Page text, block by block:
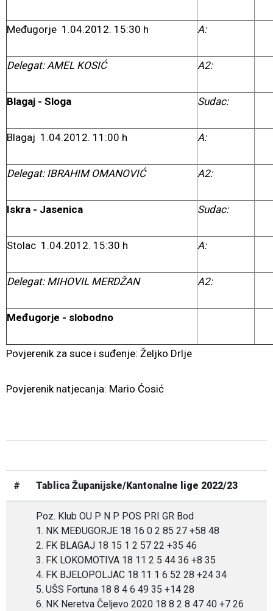
Međugorje 1.04.2012. 15:30 h A:
Delegat: AMEL KOSIĆ A2:
Blagaj - Sloga Sudac:
Blagaj 1.04.2012. 11:00 h A:
Delegat: IBRAHIM OMANOVIĆ A2:
Iskra - Jasenica Sudac:
Stolac 1.04.2012. 15:30 h A:
Delegat: MIHOVIL MERDŽAN A2:
Međugorje - slobodno
Povjerenik za suce i suđenje: Željko Drlje
Povjerenik natjecanja: Mario Ćosić
# Tablica Županijske/Kantonalne lige 2022/23
Poz. Klub OU P N P POS PRI GR Bod
1. NK MEĐUGORJE 18 16 0 2 85 27 +58 48
2. FK BLAGAJ 18 15 1 2 57 22 +35 46
3. FK LOKOMOTIVA 18 11 2 5 44 36 +8 35
4. FK BJELOPOLJAC 18 11 1 6 52 28 +24 34
5. UŠS Fortuna 18 8 4 6 49 35 +14 28
6. NK Neretva Čeljevo 2020 18 8 2 8 47 40 +7 26